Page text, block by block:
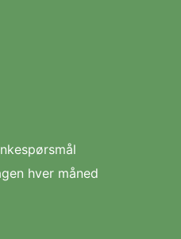
hver måned